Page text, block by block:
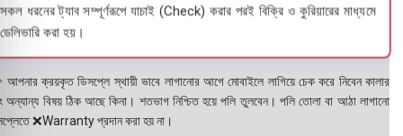
সকল ধরনের ট্যাব সম্পূর্ণরূপে যাচাই (Check) করার পরই বিক্রি ও কুরিয়ারের মাধ্যমে
ডেলিভারি করা হয়।
ক্রয়কৃত ডিসপ্লে স্থায়ী ভাবে লাগানোর আগে মোবাইলে লাগিয়ে চেক করে নিবেন কালার
অন্যান্য বিষয় ঠিক আছে কিনা। শতভাগ নিশ্চিত হয়ে পলি তুলবেন। পলি তোলা বা আঠা লাগানো
❌Warranty প্রদান করা হয় না।